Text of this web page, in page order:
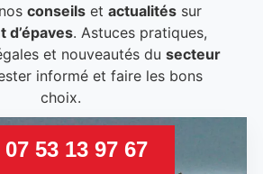
conseils etactualités sur
d’épaves. Astuces pratiques,
et nouveautés dusecteur
informé et faire les bons
choix.
07 53 13 97 67